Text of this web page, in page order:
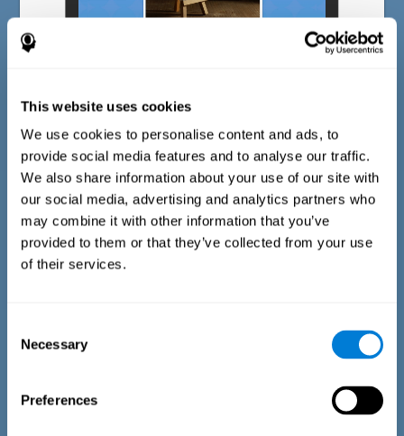
This website uses cookies
We use cookies to personalise content and ads, to
provide social media features and to analyse our traffic.
We also share information about your use of our site with
our social media, advertising and analytics partners who
may combine it with other information that you’ve
provided to them or that they’ve collected from your use
of their services.
Selection
Necessary
Preferences
Teghtsoonian，1961），并采用Go/No-Go反应模式进行操作
性实施（Donders，1969）。该任务旨在通过视觉项目测量情
景记忆，仅需识别所显示的图像是否先前已显示过。